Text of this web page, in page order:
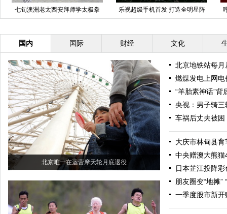
七旬澳洲老太西安拜师学太极拳
坚持练习十五年
乐视超级手机首发 打造全明星阵
容发布会
国内 国际 财经 文化
北京唯一在运营摩天轮月底退役
北京地铁站每
燃煤发电上网
“羊胎素神话”背
央视：男子骑
车祸后丈夫被
大庆市林甸县
中央赠澳大熊
日本芷江投降
朋友圈变“地摊”
一季度股市新